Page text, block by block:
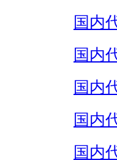
国内
国内
国内
国内
国内